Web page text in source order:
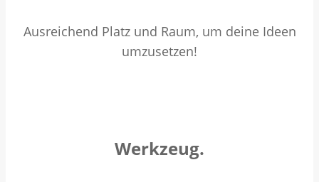
Ausreichend Platz und Raum, um deine Ideen
umzusetzen!
Werkzeug.